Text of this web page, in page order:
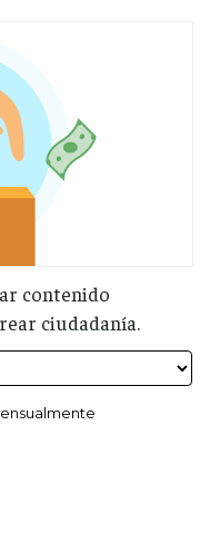
contenido
ciudadanía.